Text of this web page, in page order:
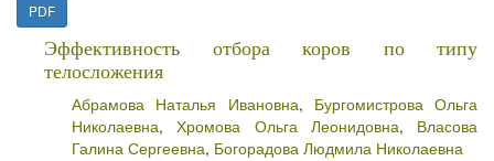
PDF
Эффективность отбора коров по типу
телосложения
Абрамова Наталья Ивановна, Бургомистрова Ольга
Николаевна,Хромова Ольга Леонидовна, Власова
Галина Сергеевна, Богорадова Людмила Николаевна